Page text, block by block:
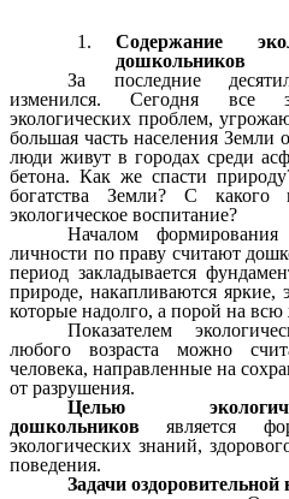
Содержание
дошкольников
За последние
изменился. Сегодня все
экологических проблем,
большая часть населения Земли
люди живут в городах среди
бетона. Как же спасти
богатства Земли? С какого
экологическое воспитание?
Началом формирования
личности по праву считают
период закладывается
природе, накапливаются яркие,
которые надолго, а порой на
Показателем
любого возраста можно
человека, направленные на
от разрушения.
Целью
дошкольников является
экологических знаний,
поведения.
Задачи оздоровительной